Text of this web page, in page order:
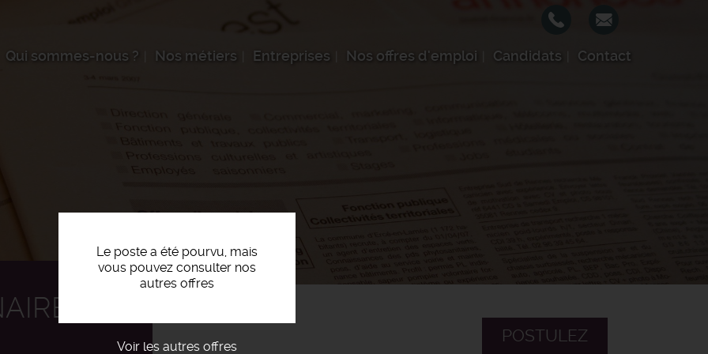
Qui sommes-nous ? Nos métiers Entreprises Nos offres d'emploi Candidats Contact
Le poste a été pourvu, mais
vous pouvez consulter nos
autres offres
Voir les autres offres
POSTULEZ
F/H